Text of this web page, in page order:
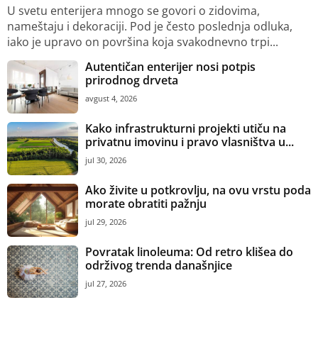
U svetu enterijera mnogo se govori o zidovima,
nameštaju i dekoraciji. Pod je često poslednja odluka,
iako je upravo on površina koja svakodnevno trpi...
Autentičan enterijer nosi potpis
prirodnog drveta
avgust 4, 2026
Kako infrastrukturni projekti utiču na
privatnu imovinu i pravo vlasništva u...
jul 30, 2026
Ako živite u potkrovlju, na ovu vrstu poda
morate obratiti pažnju
jul 29, 2026
Povratak linoleuma: Od retro klišea do
održivog trenda današnjice
jul 27, 2026